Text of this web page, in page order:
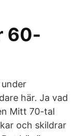
60-
här. Ja vad
Mitt 70-tal
och skildrar